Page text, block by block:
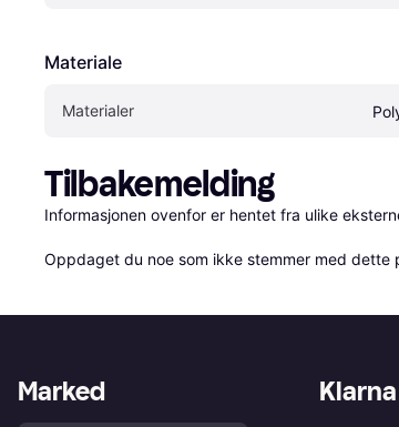
Materiale
Materialer
Tilbakemelding
Informasjonen ovenfor er hentet fra ulike
Oppdaget du noe som ikke stemmer med dette
Klarna
Marked